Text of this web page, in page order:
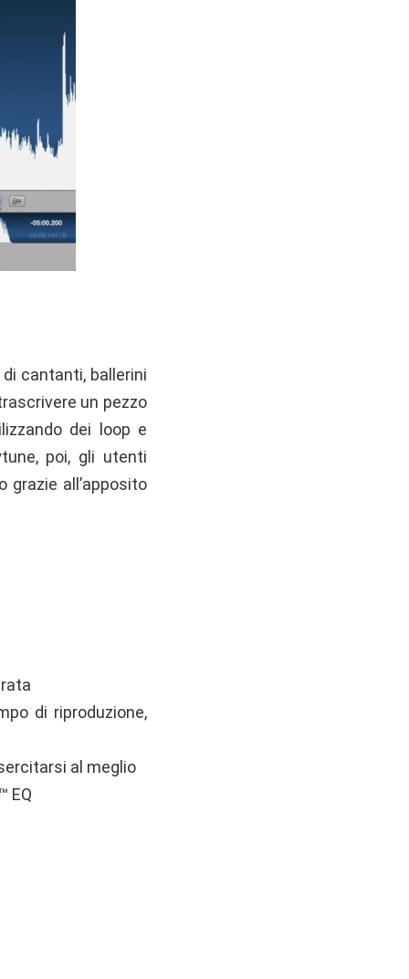
cantanti, ballerini
un pezzo
dei loop e
poi, gli utenti
grazie all’apposito
di riproduzione,
al meglio
EQ